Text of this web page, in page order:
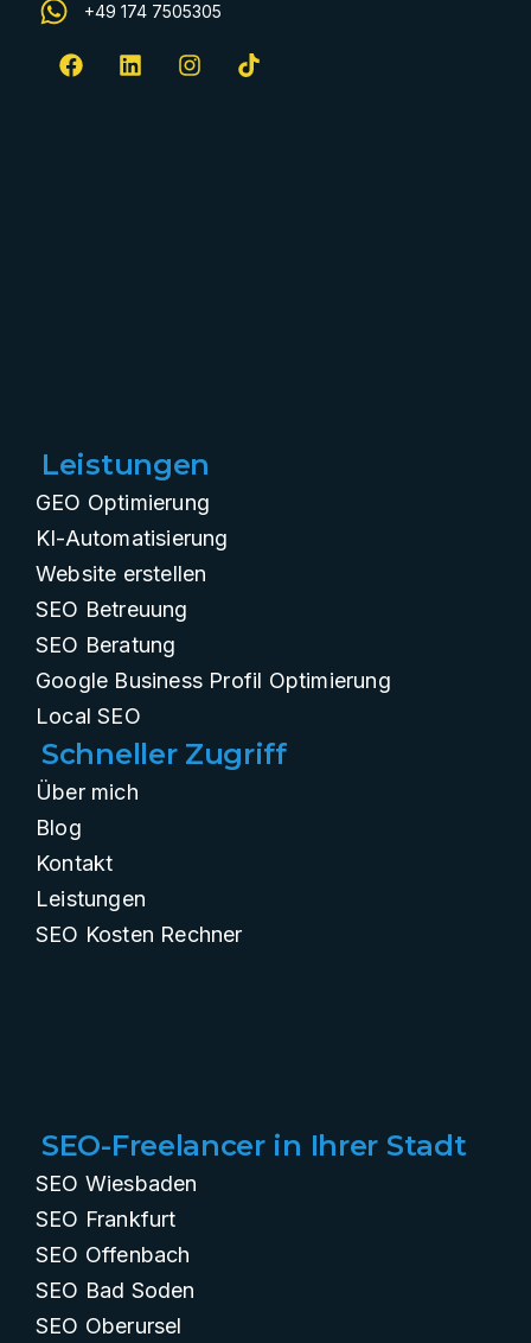
+49 174 7505305
Leistungen
GEO Optimierung
KI-Automatisierung
Website erstellen
SEO Betreuung
SEO Beratung
Google Business Profil Optimierung
Local SEO
Schneller Zugriff
Über mich
Blog
Kontakt
Leistungen
SEO Kosten Rechner
SEO-Freelancer in Ihrer Stadt
SEO Wiesbaden
SEO Frankfurt
SEO Offenbach
SEO Bad Soden
SEO Oberursel